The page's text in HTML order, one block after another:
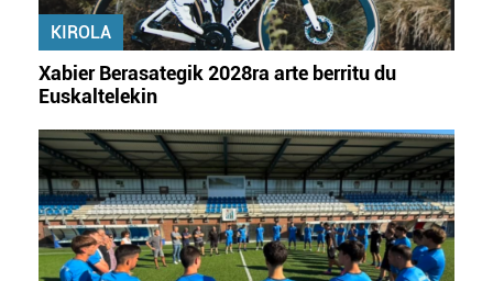
erabiltzeko baimen esplizitua ematen diguzu.Gehiago
irakurri
KIROLA
Xabier Berasategik 2028ra arte berritu du
Euskaltelekin